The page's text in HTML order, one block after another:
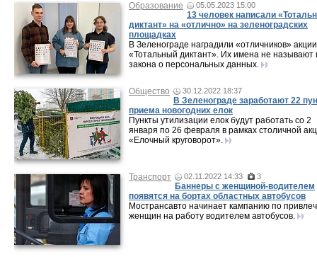
Образование 05.05.2023 15:00
13 человек написали
диктант» на «отлично» на зеленоградских
площадках
В Зеленограде наградили «отличников» акции
«Тотальный диктант». Их имена не называют
закона о персональных данных.
Общество 30.12.2022 18:37
В Зеленограде заработают 22
приема новогодних елок
Пункты утилизации елок будут работать со 2
января по 26 февраля в рамках столичной
«Елочный круговорот».
Транспорт 02.11.2022 14:33 3
Баннеры с женщиной-водителем
появятся на бортах областных автобусов
Мострансавто начинает кампанию по
женщин на работу водителем автобусов.